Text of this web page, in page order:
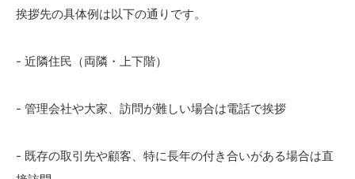
挨拶先の具体例は以下の通りです。
- 近隣住民（両隣・上下階）
- 管理会社や大家、訪問が難しい場合は電話で挨拶
- 既存の取引先や顧客、特に長年の付き合いがある場合は直